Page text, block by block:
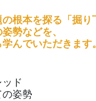
根本を探る「掘り
勢などを、
んでいただきます。
ド
の姿勢